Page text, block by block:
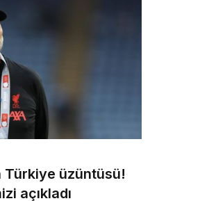
Türkiye üzüntüsü!
açıkladı